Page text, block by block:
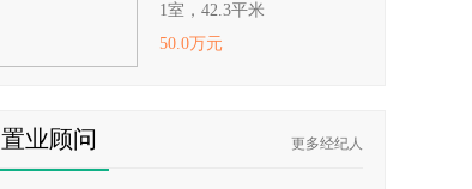
1室，42.3平米
50.0万元
置业顾问 更多经纪人